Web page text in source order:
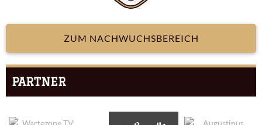
ZUM NACHWUCHSBEREICH
PARTNER